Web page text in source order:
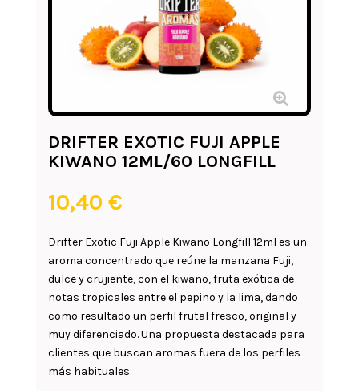
DRIFTER EXOTIC FUJI APPLE
KIWANO 12ML/60 LONGFILL
10,40 €
Drifter Exotic Fuji Apple Kiwano Longfill 12ml es un
aroma concentrado que reúne la manzana Fuji,
dulce y crujiente, con el kiwano, fruta exótica de
notas tropicales entre el pepino y la lima, dando
como resultado un perfil frutal fresco, original y
muy diferenciado. Una propuesta destacada para
clientes que buscan aromas fuera de los perfiles
más habituales.